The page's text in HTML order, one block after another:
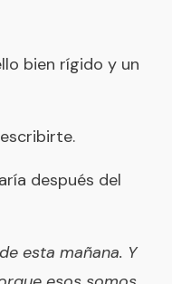
bien rígido y un
después del
esta mañana. Y